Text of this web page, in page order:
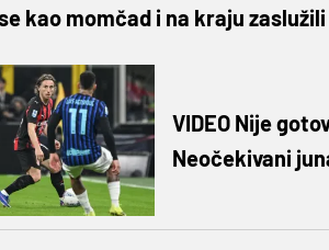
kao momčad i na kraju
VIDEO Nije
Neočekivani